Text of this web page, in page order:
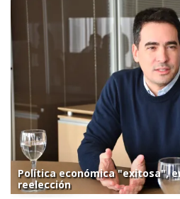
Política económica "exitosa",
reelección